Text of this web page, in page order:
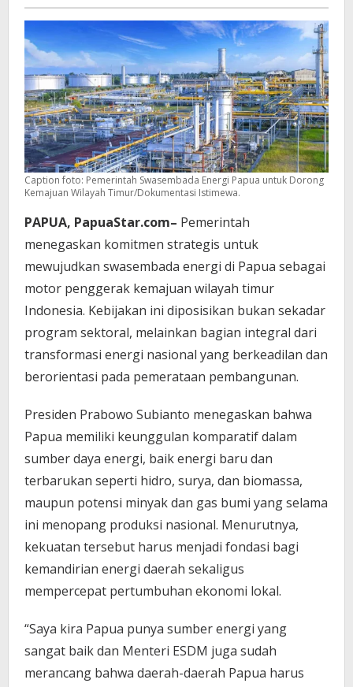
Star
Caption foto: Pemerintah Swasembada Energi Papua untuk Dorong
Kemajuan Wilayah Timur/Dokumentasi Istimewa.
PAPUA, PapuaStar.com– Pemerintah
menegaskan komitmen strategis untuk
mewujudkan swasembada energi di Papua sebagai
motor penggerak kemajuan wilayah timur
Indonesia. Kebijakan ini diposisikan bukan sekadar
program sektoral, melainkan bagian integral dari
transformasi energi nasional yang berkeadilan dan
berorientasi pada pemerataan pembangunan.
Presiden Prabowo Subianto menegaskan bahwa
Papua memiliki keunggulan komparatif dalam
sumber daya energi, baik energi baru dan
terbarukan seperti hidro, surya, dan biomassa,
maupun potensi minyak dan gas bumi yang selama
ini menopang produksi nasional. Menurutnya,
kekuatan tersebut harus menjadi fondasi bagi
kemandirian energi daerah sekaligus
mempercepat pertumbuhan ekonomi lokal.
“Saya kira Papua punya sumber energi yang
sangat baik dan Menteri ESDM juga sudah
merancang bahwa daerah-daerah Papua harus